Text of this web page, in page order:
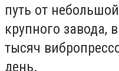
путь от
крупного завода,
тысяч
день.